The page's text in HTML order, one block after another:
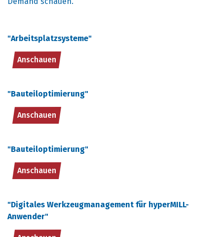
"Arbeitsplatzsysteme"
Anschauen
"Bauteiloptimierung"
Anschauen
"Bauteiloptimierung"
Anschauen
"Digitales Werkzeugmanagement für hyperMILL-
Anwender"